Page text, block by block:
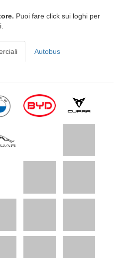
Puoi fare click sui loghi per
Autobus